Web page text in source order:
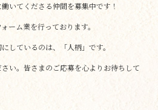
いてくださる仲間を募集中です！
ーム業を行っております。
しているのは、「人柄」です。
い。皆さまのご応募を心よりお待ちして